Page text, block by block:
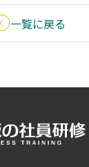
一覧に戻る